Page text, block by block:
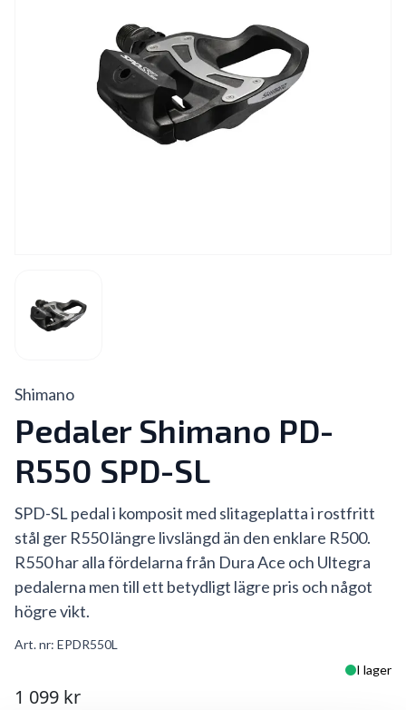
Shimano
Pedaler Shimano PD-
R550 SPD-SL
SPD-SL pedal i komposit med slitageplatta i rostfritt
stål ger R550 längre livslängd än den enklare R500.
R550 har alla fördelarna från Dura Ace och Ultegra
pedalerna men till ett betydligt lägre pris och något
högre vikt.
Art. nr: EPDR550L
I lager
1 099 kr